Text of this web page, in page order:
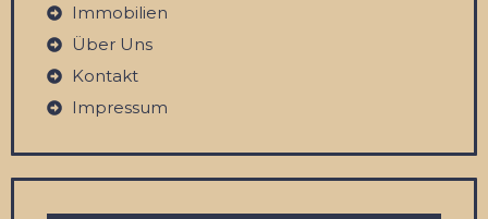
Immobilien
Über Uns
Kontakt
Impressum